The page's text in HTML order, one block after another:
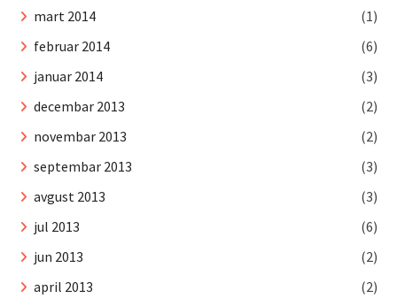
mart 2014
(1)
februar 2014
(6)
januar 2014
(3)
decembar 2013
(2)
novembar 2013
(2)
septembar 2013
(3)
avgust 2013
(3)
jul 2013
(6)
jun 2013
(2)
april 2013
(2)